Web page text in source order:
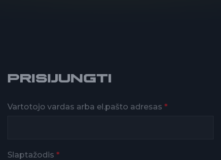
PRISIJUNGTI
Vartotojo vardas arba el.pašto adresas *
Slaptažodis *